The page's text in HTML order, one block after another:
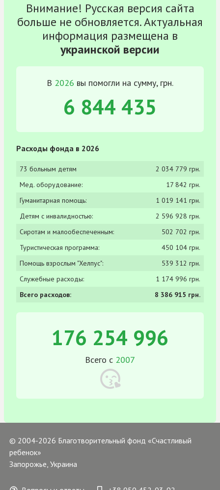
Внимание! Русская версия сайта
больше не обновляется. Актуальная
информация размещена в
украинской версии
В 2026 вы помогли на сумму, грн.
6 844 435
Расходы фонда в 2026
73 больным детям
2 034 779 грн.
Мед. оборудование:
17 842 грн.
Гуманитарная помощь:
1 019 141 грн.
Детям с инвалидностью:
2 596 928 грн.
Сиротам и малообеспеченным:
502 702 грн.
Туристическая программа:
450 104 грн.
Помощь взрослым "Хелпус":
539 312 грн.
Служебные расходы:
1 174 996 грн.
Всего расходов:
8 386 915 грн.
176 254 996
Всего с 2007
© 2004-2026 Благотворительный фонд «Счастливый
ребенок»
Запорожье, Украина